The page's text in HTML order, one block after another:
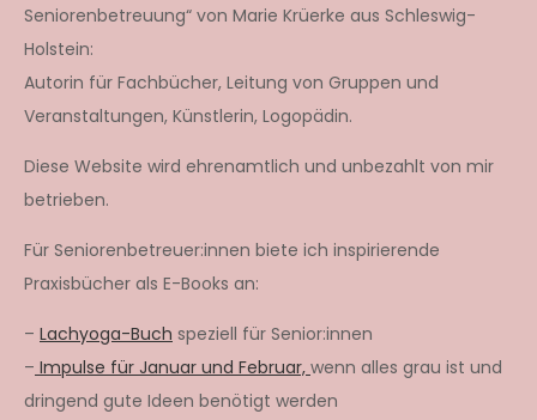
Seniorenbetreuung“ von Marie Krüerke aus Schleswig-
Holstein:
Autorin für Fachbücher, Leitung von Gruppen und
Veranstaltungen, Künstlerin, Logopädin.
Diese Website wird ehrenamtlich und unbezahlt von mir
betrieben.
Für Seniorenbetreuer:innen biete ich inspirierende
Praxisbücher als E-Books an:
– Lachyoga-Buch speziell für Senior:innen
– Impulse für Januar und Februar, wenn alles grau ist und
dringend gute Ideen benötigt werden